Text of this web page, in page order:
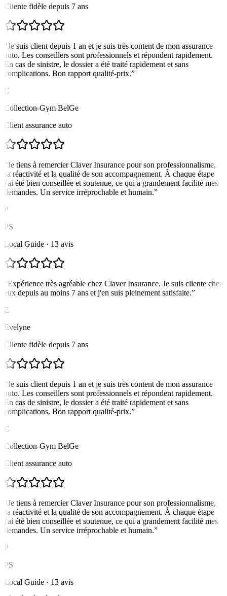
Cliente fidèle depuis 7 ans
“Je suis client depuis 1 an et je suis très content de mon assurance
auto. Les conseillers sont professionnels et répondent rapidement.
En cas de sinistre, le dossier a été traité rapidement et sans
complications. Bon rapport qualité-prix.”
C
Collection-Gym BelGe
Client assurance auto
“Je tiens à remercier Claver Insurance pour son professionnalisme,
sa réactivité et la qualité de son accompagnement. À chaque étape
j'ai été bien conseillée et soutenue, ce qui a grandement facilité mes
demandes. Un service irréprochable et humain.”
P
PS
Local Guide · 13 avis
“Expérience très agréable chez Claver Insurance. Je suis cliente chez
eux depuis au moins 7 ans et j'en suis pleinement satisfaite.”
E
Evelyne
Cliente fidèle depuis 7 ans
“Je suis client depuis 1 an et je suis très content de mon assurance
auto. Les conseillers sont professionnels et répondent rapidement.
En cas de sinistre, le dossier a été traité rapidement et sans
complications. Bon rapport qualité-prix.”
C
Collection-Gym BelGe
Client assurance auto
“Je tiens à remercier Claver Insurance pour son professionnalisme,
sa réactivité et la qualité de son accompagnement. À chaque étape
j'ai été bien conseillée et soutenue, ce qui a grandement facilité mes
demandes. Un service irréprochable et humain.”
P
PS
Local Guide · 13 avis